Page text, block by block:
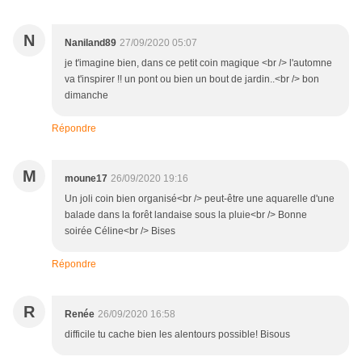
N Naniland89 27/09/2020 05:07
je t'imagine bien, dans ce petit coin magique <br /> l'automne
va t'inspirer !! un pont ou bien un bout de jardin..<br /> bon
dimanche
Répondre
M moune17 26/09/2020 19:16
Un joli coin bien organisé<br /> peut-être une aquarelle d'une
balade dans la forêt landaise sous la pluie<br /> Bonne
soirée Céline<br /> Bises
Répondre
R Renée 26/09/2020 16:58
difficile tu cache bien les alentours possible! Bisous